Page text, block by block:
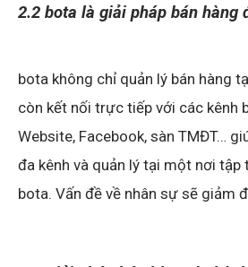
2.2 bota là giải pháp bán hàng
bota không chỉ quản lý bán hàng
còn kết nối trực tiếp với các kênh
Website, Facebook, sàn TMĐT…
đa kênh và quản lý tại một nơi tập
bota. Vấn đề về nhân sự sẽ giảm